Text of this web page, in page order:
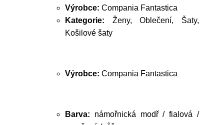
Výrobce: Compania Fantastica
Kategorie: Ženy, Oblečení, Šaty,
Košilové šaty
Výrobce: Compania Fantastica
Barva: námořnická modř / fialová /